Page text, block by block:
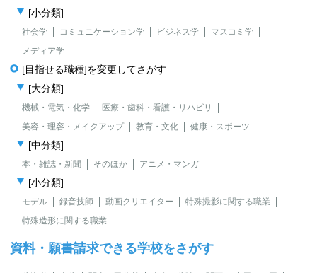
[小分類]
社会学 コミュニケーション学 ビジネス学
マスコミ学
メディア学
[目指せる職種]を変更してさがす
[大分類]
機械・電気・化学
医療・歯科・看護・リハビリ
美容・理容・メイクアップ
教育・文化 健康・スポーツ
[中分類]
本・雑誌・新聞 そのほか アニメ・マンガ
[小分類]
モデル 録音技師 動画クリエイター
特殊撮影に関する職業
特殊造形に関する職業
資料・願書請求できる学校をさがす